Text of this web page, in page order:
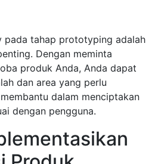
pada tahap prototyping adalah
Dengan meminta
produk Anda, Anda dapat
dan area yang perlu
dalam menciptakan
dengan pengguna.